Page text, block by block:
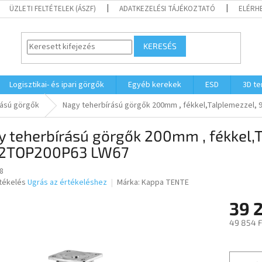
ÜZLETI FELTÉTELEK (ÁSZF) ADATKEZELÉSI TÁJÉKOZTATÓ
KERESÉS
Logisztikai- és ipari görgők Egyéb kerekek ESD 3D
görgők Nagy teherbírású görgők 200mm , fékkel,Talplemezzel,
teherbírású görgők 200mm ,
LW67
Ugrás az értékeléshez Márka: Kappa TENTE
39
49 854